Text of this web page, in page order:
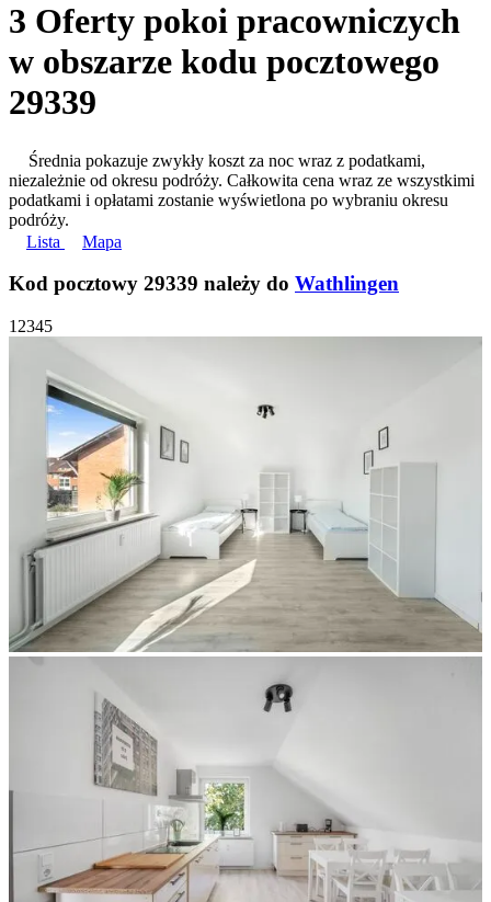
3 Oferty pokoi pracowniczych
w obszarze kodu pocztowego
29339
Średnia pokazuje zwykły koszt za noc wraz z podatkami,
niezależnie od okresu podróży. Całkowita cena wraz ze wszystkimi
podatkami i opłatami zostanie wyświetlona po wybraniu okresu
podróży.
Lista
Mapa
Kod pocztowy 29339 należy do Wathlingen
1 2345